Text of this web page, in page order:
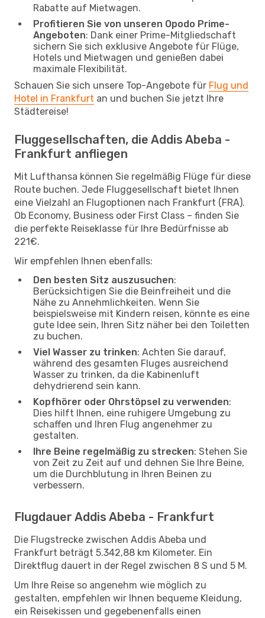
Rabatte auf Mietwagen.
Profitieren Sie von unseren Opodo Prime-
Angeboten: Dank einer Prime-Mitgliedschaft
sichern Sie sich exklusive Angebote für Flüge,
Hotels und Mietwagen und genießen dabei
maximale Flexibilität.
Schauen Sie sich unsere Top-Angebote für Flug und
Hotel in Frankfurt an und buchen Sie jetzt Ihre
Städtereise!
Fluggesellschaften, die Addis Abeba -
Frankfurt anfliegen
Mit Lufthansa können Sie regelmäßig Flüge für diese
Route buchen. Jede Fluggesellschaft bietet Ihnen
eine Vielzahl an Flugoptionen nach Frankfurt (FRA).
Ob Economy, Business oder First Class – finden Sie
die perfekte Reiseklasse für Ihre Bedürfnisse ab
221€.
Wir empfehlen Ihnen ebenfalls:
Den besten Sitz auszusuchen:
Berücksichtigen Sie die Beinfreiheit und die
Nähe zu Annehmlichkeiten. Wenn Sie
beispielsweise mit Kindern reisen, könnte es eine
gute Idee sein, Ihren Sitz näher bei den Toiletten
zu buchen.
Viel Wasser zu trinken: Achten Sie darauf,
während des gesamten Fluges ausreichend
Wasser zu trinken, da die Kabinenluft
dehydrierend sein kann.
Kopfhörer oder Ohrstöpsel zu verwenden:
Dies hilft Ihnen, eine ruhigere Umgebung zu
schaffen und Ihren Flug angenehmer zu
gestalten.
Ihre Beine regelmäßig zu strecken: Stehen Sie
von Zeit zu Zeit auf und dehnen Sie Ihre Beine,
um die Durchblutung in Ihren Beinen zu
verbessern.
Flugdauer Addis Abeba - Frankfurt
Die Flugstrecke zwischen Addis Abeba und
Frankfurt beträgt 5.342,88 km Kilometer. Ein
Direktflug dauert in der Regel zwischen 8 S und 5 M.
Um Ihre Reise so angenehm wie möglich zu
gestalten, empfehlen wir Ihnen bequeme Kleidung,
ein Reisekissen und gegebenenfalls einen